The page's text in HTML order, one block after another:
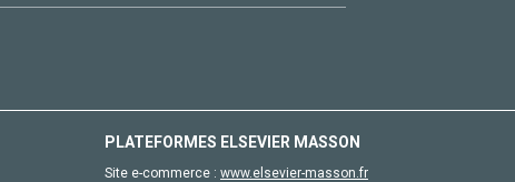
PLATEFORMES ELSEVIER MASSON
Site e-commerce : www.elsevier-masson.fr